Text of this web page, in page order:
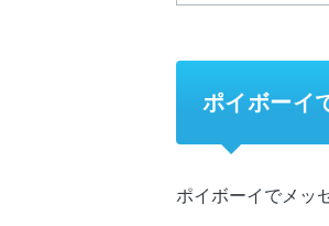
ポイボーイ
ポイボーイでメッ